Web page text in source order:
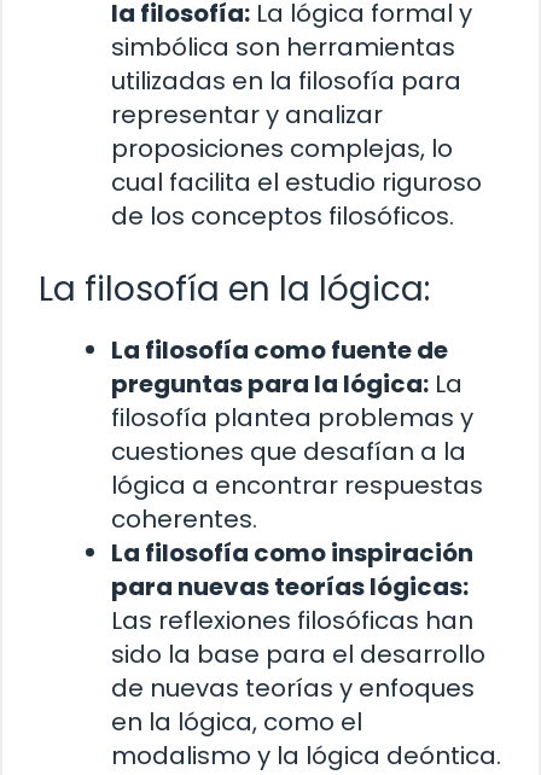
la filosofía: La lógica formal y
simbólica son herramientas
utilizadas en la filosofía para
representar y analizar
proposiciones complejas, lo
cual facilita el estudio riguroso
de los conceptos filosóficos.
La filosofía en la lógica:
La filosofía como fuente de
preguntas para la lógica: La
filosofía plantea problemas y
cuestiones que desafían a la
lógica a encontrar respuestas
coherentes.
La filosofía como inspiración
para nuevas teorías lógicas:
Las reflexiones filosóficas han
sido la base para el desarrollo
de nuevas teorías y enfoques
en la lógica, como el
modalismo y la lógica deóntica.